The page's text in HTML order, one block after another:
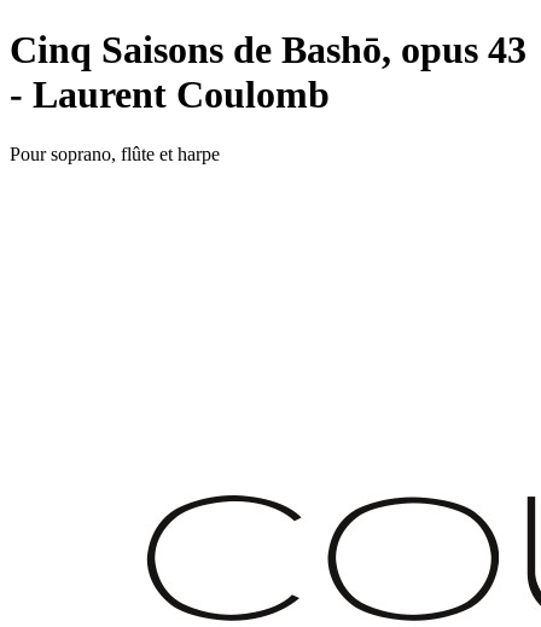
Cinq Saisons de Bashō, opus 43
- Laurent Coulomb
Pour soprano, flûte et harpe